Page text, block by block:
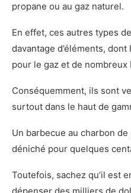
propane ou au gaz naturel.
En effet, ces autres types
davantage d’éléments,
pour le gaz et de
Conséquemment, ils sont
surtout dans le haut de
Un barbecue au charbon
déniché pour quelques
Toutefois, sachez qu’il est